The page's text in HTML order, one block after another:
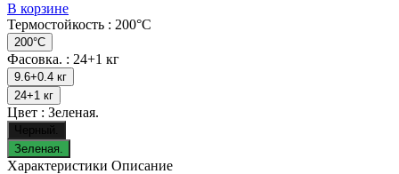
В корзине
Термостойкость : 200°C
200°C
Фасовка. : 24+1 кг
9.6+0.4 кг
24+1 кг
Цвет : Зеленая.
Черный.
Зеленая.
Характеристики Описание